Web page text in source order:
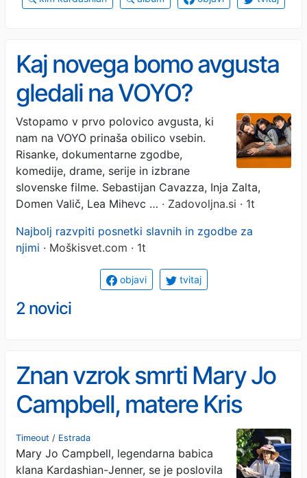
Kaj novega bomo avgusta
gledali na VOYO?
Vstopamo v prvo polovico avgusta, ki
nam na VOYO prinaša obilico vsebin.
Risanke, dokumentarne zgodbe,
komedije, drame, serije in izbrane
slovenske filme. Sebastijan Cavazza, Inja Zalta,
Domen Valič, Lea Mihevc … · Zadovoljna.si · 1t
Najbolj razvpiti posnetki slavnih in zgodbe za
njimi · Moškisvet.com · 1t
objavi tvitaj
2 novici
Znan vzrok smrti Mary Jo
Campbell, matere Kris
Jenner
Timeout / Estrada
Mary Jo Campbell, legendarna babica
klana Kardashian-Jenner, se je poslovila